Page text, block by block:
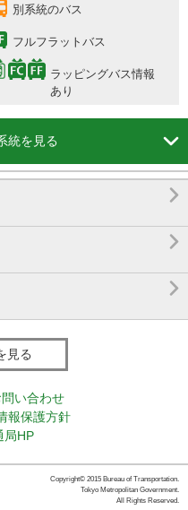
別系統のバス
フルフラットバス
ラッピングバス情報
あり
統を見る 



見る
問い合わせ
報保護方針
局HP
Copyright© 2015 Bureau of Transportation.
Tokyo Metropolitan Government.
All Rights Reserved.